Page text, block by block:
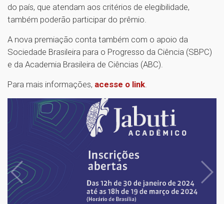
do país, que atendam aos critérios de elegibilidade,
também poderão participar do prêmio.
A nova premiação conta também com o apoio da
Sociedade Brasileira para o Progresso da Ciência (SBPC)
e da Academia Brasileira de Ciências (ABC).
Para mais informações, acesse o link